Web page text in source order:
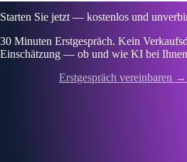
Starten Sie jetzt — kostenlos und
30 Minuten Erstgespräch. Kein
Einschätzung — ob und wie KI bei
Erstgespräch vereinbaren